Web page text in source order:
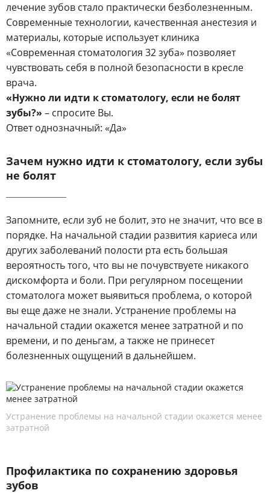
лечение зубов стало практически безболезненным.
Современные технологии, качественная анестезия и
материалы, которые использует клиника
«Современная стоматология 32 зуба» позволяет
чувствовать себя в полной безопасности в кресле
врача.
«Нужно ли идти к стоматологу, если не болят
зубы?» – спросите Вы.
Ответ однозначный: «Да»
Зачем нужно идти к стоматологу, если зубы
не болят
Запомните, если зуб не болит, это не значит, что все в
порядке. На начальной стадии развития кариеса или
других заболеваний полости рта есть большая
вероятность того, что вы не почувствуете никакого
дискомфорта и боли. При регулярном посещении
стоматолога может выявиться проблема, о которой
вы еще даже не знали. Устранение проблемы на
начальной стадии окажется менее затратной и по
времени, и по деньгам, а также не принесет
болезненных ощущений в дальнейшем.
Устранение проблемы на начальной стадии окажется менее
затратной
Профилактика по сохранению здоровья
зубов